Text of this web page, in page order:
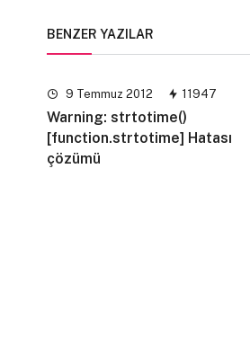
BENZER YAZILAR
9 Temmuz 2012 11947
Warning: strtotime()
[function.strtotime] Hatası
çözümü